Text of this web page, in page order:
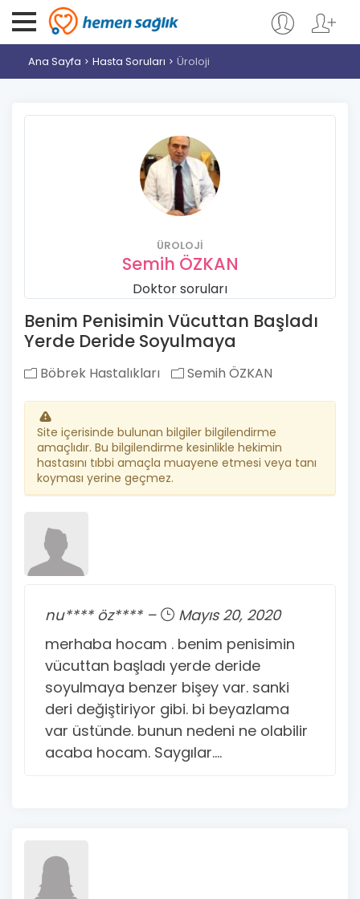
Ana Sayfa Hasta Soruları Üroloji
ÜROLOJI
Semih ÖZKAN
Doktor soruları
Benim Penisimin Vücuttan Başladı
Yerde Deride Soyulmaya
Böbrek Hastalıkları Semih ÖZKAN
Site içerisinde bulunan bilgiler bilgilendirme
amaçlıdır. Bu bilgilendirme kesinlikle hekimin
hastasını tıbbi amaçla muayene etmesi veya tanı
koyması yerine geçmez.
nu**** öz**** –
Mayıs 20, 2020
merhaba hocam . benim penisimin
vücuttan başladı yerde deride
soyulmaya benzer bişey var. sanki
deri değiştiriyor gibi. bi beyazlama
var üstünde. bunun nedeni ne olabilir
acaba hocam. Saygılar....